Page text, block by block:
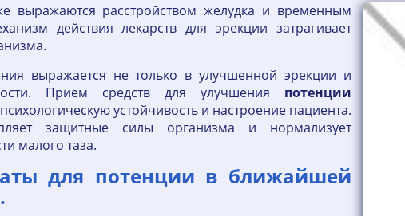
выражаются расстройством желудка и временным
действия лекарств для эрекции затрагивает
выражается не только в улучшенной эрекции и
Прием средств для улучшения потенции
устойчивость и настроение пациента.
защитные силы организма и нормализует
малого таза.
для потенции в ближайшей